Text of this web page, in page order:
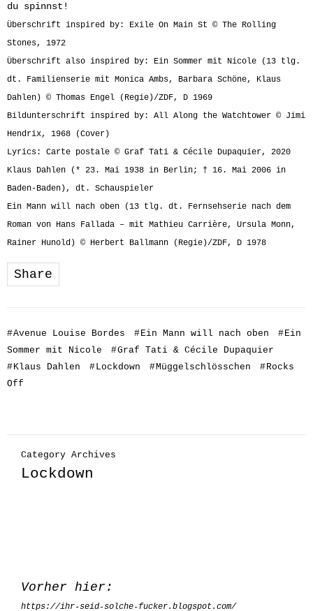
du spinnst!
Überschrift inspired by: Exile On Main St © The Rolling
Stones, 1972
Überschrift also inspired by: Ein Sommer mit Nicole (13 tlg.
dt. Familienserie mit Monica Ambs, Barbara Schöne, Klaus
Dahlen) © Thomas Engel (Regie)/ZDF, D 1969
Bildunterschrift inspired by: All Along the Watchtower © Jimi
Hendrix, 1968 (Cover)
Lyrics: Carte postale © Graf Tati & Cécile Dupaquier, 2020
Klaus Dahlen (* 23. Mai 1938 in Berlin; † 16. Mai 2006 in
Baden-Baden), dt. Schauspieler
Ein Mann will nach oben (13 tlg. dt. Fernsehserie nach dem
Roman von Hans Fallada – mit Mathieu Carrière, Ursula Monn,
Rainer Hunold) © Herbert Ballmann (Regie)/ZDF, D 1978
Share
#Avenue Louise Bordes #Ein Mann will nach oben #Ein
Sommer mit Nicole
#Graf Tati & Cécile Dupaquier
#Klaus Dahlen #Lockdown #Müggelschlösschen #Rocks
Off
Category Archives
Lockdown
Vorher hier:
https://ihr-seid-solche-fucker.blogspot.com/